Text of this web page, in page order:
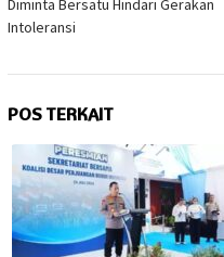
Diminta Bersatu Hindari Gerakan
Intoleransi
POS TERKAIT